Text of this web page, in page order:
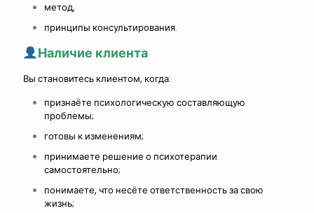
метод,
принципы консультирования.
Наличие клиента
Вы становитесь клиентом, когда:
признаёте психологическую составляющую
проблемы;
готовы к изменениям;
принимаете решение о психотерапии
самостоятельно;
понимаете, что несёте ответственность за свою
жизнь;